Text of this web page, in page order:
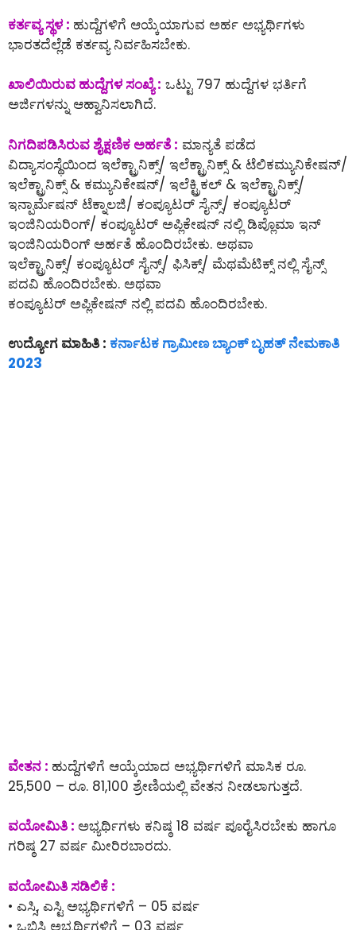
ಕರ್ತವ್ಯ ಸ್ಥಳ : ಹುದ್ದೆಗಳಿಗೆ ಆಯ್ಕೆಯಾಗುವ ಅರ್ಹ ಅಭ್ಯರ್ಥಿಗಳು
ಭಾರತದೆಲ್ಲೆಡೆ ಕರ್ತವ್ಯ ನಿರ್ವಹಿಸಬೇಕು.
ಖಾಲಿಯಿರುವ ಹುದ್ದೆಗಳ ಸಂಖ್ಯೆ : ಒಟ್ಟು 797 ಹುದ್ದೆಗಳ ಭರ್ತಿಗೆ
ಅರ್ಜಿಗಳನ್ನು ಆಹ್ವಾನಿಸಲಾಗಿದೆ.
ನಿಗದಿಪಡಿಸಿರುವ ಶೈಕ್ಷಣಿಕ ಅರ್ಹತೆ : ಮಾನ್ಯತೆ ಪಡೆದ
ವಿದ್ಯಾಸಂಸ್ಥೆಯಿಂದ ಇಲೆಕ್ಟ್ರಾನಿಕ್ಸ್/ ಇಲೆಕ್ಟ್ರಾನಿಕ್ಸ್ & ಟೆಲಿಕಮ್ಯುನಿಕೇಷನ್/
ಇಲೆಕ್ಟ್ರಾನಿಕ್ಸ್ & ಕಮ್ಯುನಿಕೇಷನ್/ ಇಲೆಕ್ಟ್ರಿಕಲ್ & ಇಲೆಕ್ಟ್ರಾನಿಕ್ಸ್/
ಇನ್ಪಾರ್ಮೆಷನ್ ಟೆಕ್ನಾಲಜಿ/ ಕಂಪ್ಯೂಟರ್ ಸೈನ್ಸ್/ ಕಂಪ್ಯೂಟರ್
ಇಂಜಿನಿಯರಿಂಗ್/ ಕಂಪ್ಯೂಟರ್ ಅಪ್ಲಿಕೇಷನ್ ನಲ್ಲಿ ಡಿಪ್ಲೊಮಾ ಇನ್
ಇಂಜಿನಿಯರಿಂಗ್ ಅರ್ಹತೆ ಹೊಂದಿರಬೇಕು. ಅಥವಾ
ಇಲೆಕ್ಟ್ರಾನಿಕ್ಸ್/ ಕಂಪ್ಯೂಟರ್ ಸೈನ್ಸ್/ ಫಿಸಿಕ್ಸ್/ ಮೆಥಮೆಟಿಕ್ಸ್ ನಲ್ಲಿ ಸೈನ್ಸ್
ಪದವಿ ಹೊಂದಿರಬೇಕು. ಅಥವಾ
ಕಂಪ್ಯೂಟರ್ ಅಪ್ಲಿಕೇಷನ್ ನಲ್ಲಿ ಪದವಿ ಹೊಂದಿರಬೇಕು.
ಉದ್ಯೋಗ ಮಾಹಿತಿ : ಕರ್ನಾಟಕ ಗ್ರಾಮೀಣ ಬ್ಯಾಂಕ್ ಬೃಹತ್ ನೇಮಕಾತಿ
2023
ವೇತನ : ಹುದ್ದೆಗಳಿಗೆ ಆಯ್ಕೆಯಾದ ಅಭ್ಯರ್ಥಿಗಳಿಗೆ ಮಾಸಿಕ ರೂ.
25,500 – ರೂ. 81,100 ಶ್ರೇಣಿಯಲ್ಲಿ ವೇತನ ನೀಡಲಾಗುತ್ತದೆ.
ವಯೋಮಿತಿ : ಅಭ್ಯರ್ಥಿಗಳು ಕನಿಷ್ಠ 18 ವರ್ಷ ಪೂರೈಸಿರಬೇಕು ಹಾಗೂ
ಗರಿಷ್ಠ 27 ವರ್ಷ ಮೀರಿರಬಾರದು.
ವಯೋಮಿತಿ ಸಡಿಲಿಕೆ :
• ಎಸ್ಸಿ, ಎಸ್ಟಿ ಅಭ್ಯರ್ಥಿಗಳಿಗೆ – 05 ವರ್ಷ
• ಒಬಿಸಿ ಅಭ್ಯರ್ಥಿಗಳಿಗೆ – 03 ವರ್ಷ